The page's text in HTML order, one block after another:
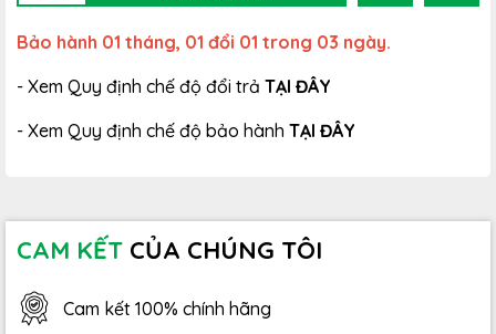
Bảo hành 01 tháng, 01 đổi 01 trong 03 ngày.
- Xem Quy định chế độ đổi trả TẠI ĐÂY
- Xem Quy định chế độ bảo hành TẠI ĐÂY
CAM KẾT CỦA CHÚNG TÔI
Cam kết 100% chính hãng